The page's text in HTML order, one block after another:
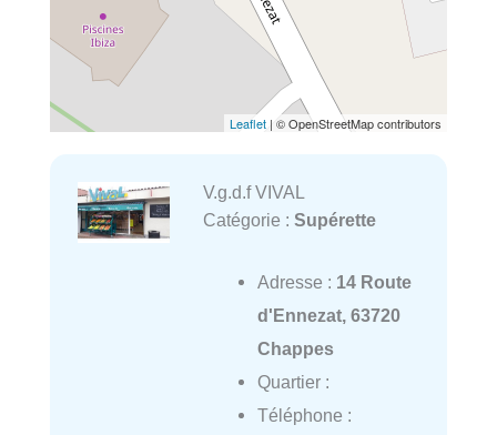
Leaflet | © OpenStreetMap contributors
V.g.d.f VIVAL
Catégorie : Supérette
Adresse : 14 Route
d'Ennezat, 63720
Chappes
Quartier :
Téléphone :